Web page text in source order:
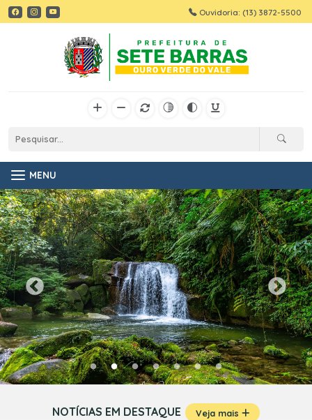
Ouvidoria: (13) 3872-5500
MENU
NOTÍCIAS EM DESTAQUE Veja mais